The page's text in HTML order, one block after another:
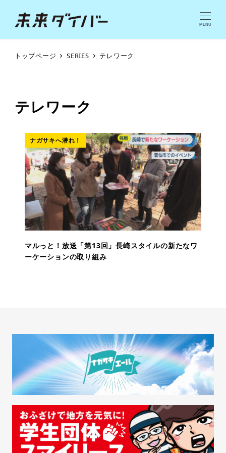
MENU
トップページ SERIES テレワーク
テレワーク
ナガサキへ潜れ！
マルっと！放送「第13回」長崎スタイルの新たなワ
ーケーションの取り組み